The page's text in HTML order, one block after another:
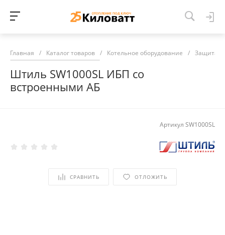
Главная / Каталог товаров / Котельное оборудование / Защита и
Штиль SW1000SL ИБП со
встроенными АБ
Артикул SW1000SL
СРАВНИТЬ ОТЛОЖИТЬ